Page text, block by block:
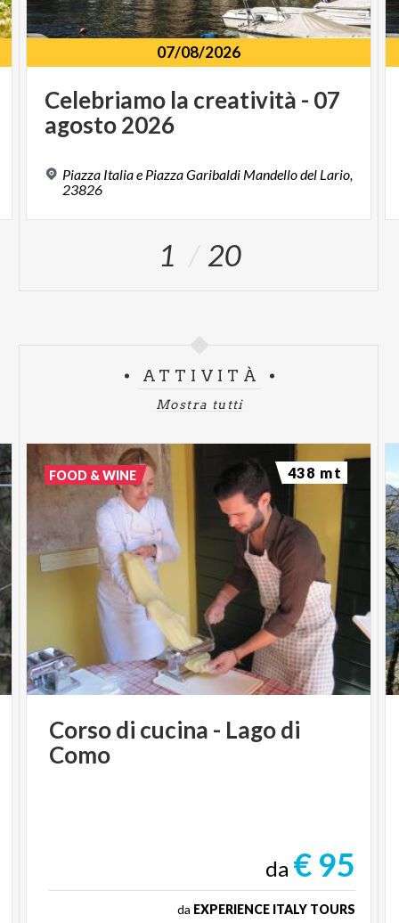
07/08/2026
Celebriamo la creatività - 07
agosto2026
Piazza Italia e Piazza Garibaldi Mandello del Lario,
23826
1 20
ATTIVITÀ
Mostra tutti
Corsodi cucina - Lagodi
Como
da € 95
da EXPERIENCE ITALY TOURS
FOOD & WINE 438 mt